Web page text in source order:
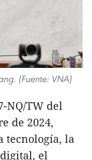
(Fuente: VNA)
NQ/TW del
de 2024,
tecnología, la
el